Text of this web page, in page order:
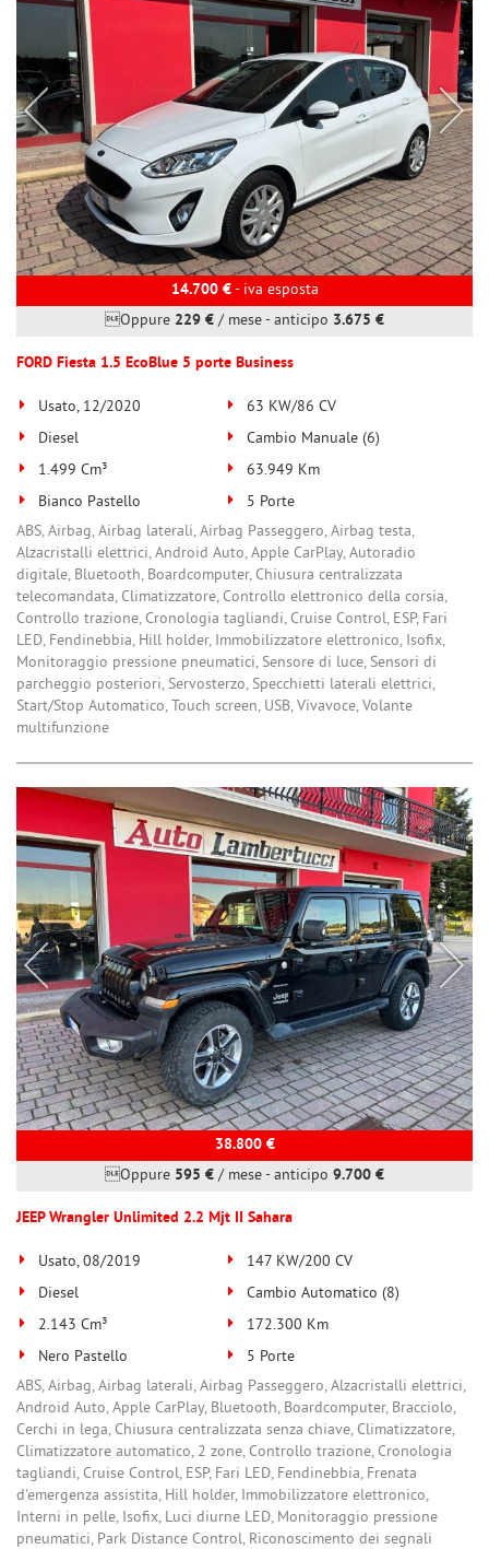
14.700 €- iva esposta
Oppure 229 € / mese-anticipo 3.675 €
FORD Fiesta 1.5 EcoBlue 5 porte Business
Usato, 12/2020
63 KW/86 CV
Diesel
Cambio Manuale (6)
1.499 Cm³
63.949 Km
Bianco Pastello
5 Porte
ABS, Airbag, Airbag laterali, Airbag Passeggero, Airbag testa,
Alzacristalli elettrici, Android Auto, Apple CarPlay, Autoradio
digitale, Bluetooth, Boardcomputer, Chiusura centralizzata
telecomandata, Climatizzatore, Controllo elettronico della corsia,
Controllo trazione, Cronologia tagliandi, Cruise Control, ESP, Fari
LED, Fendinebbia, Hill holder, Immobilizzatore elettronico, Isofix,
Monitoraggio pressione pneumatici, Sensore di luce, Sensori di
parcheggio posteriori, Servosterzo, Specchietti laterali elettrici,
Start/Stop Automatico, Touch screen, USB, Vivavoce, Volante
multifunzione
38.800 €
Oppure 595 € / mese-anticipo 9.700 €
JEEP Wrangler Unlimited 2.2 Mjt II Sahara
Usato, 08/2019
147 KW/200 CV
Diesel
Cambio Automatico (8)
2.143 Cm³
172.300 Km
Nero Pastello
5 Porte
ABS, Airbag, Airbag laterali, Airbag Passeggero, Alzacristalli elettrici,
Android Auto, Apple CarPlay, Bluetooth, Boardcomputer, Bracciolo,
Cerchi in lega, Chiusura centralizzata senza chiave, Climatizzatore,
Climatizzatore automatico, 2 zone, Controllo trazione, Cronologia
tagliandi, Cruise Control, ESP, Fari LED, Fendinebbia, Frenata
d'emergenza assistita, Hill holder, Immobilizzatore elettronico,
Interni in pelle, Isofix, Luci diurne LED, Monitoraggio pressione
pneumatici, Park Distance Control, Riconoscimento dei segnali